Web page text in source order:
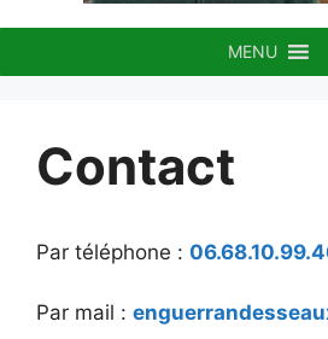
MENU
Contact
Par téléphone :
Par mail :